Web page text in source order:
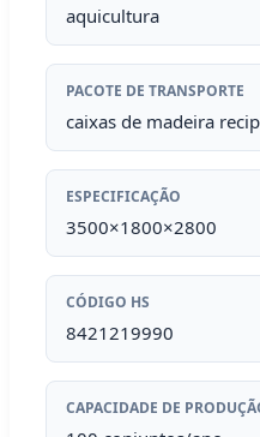
aquicultura
PACOTE DE TRANSPORTE
caixas de madeira
ESPECIFICAÇÃO
3500×1800×2800
CÓDIGO HS
8421219990
CAPACIDADE DE